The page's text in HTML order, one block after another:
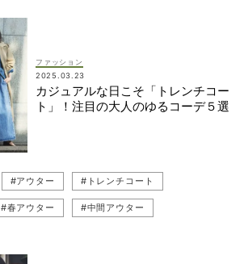
ファッション
2025.03.23
カジュアルな日こそ「トレンチコー
ト」！注目の大人のゆるコーデ５選
#アウター #トレンチコート
#春アウター #中間アウター